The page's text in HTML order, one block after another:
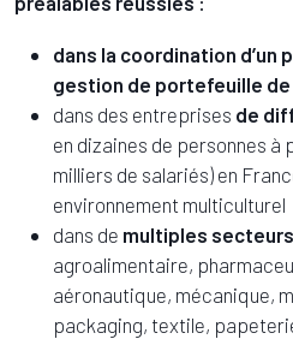
dans la coordination d’un
gestion de portefeuille
dans des entreprises de
en dizaines de personnes à
milliers de salariés) en
environnement multiculturel
dans de multiples secteurs
agroalimentaire,
aéronautique, mécanique,
packaging, textile,